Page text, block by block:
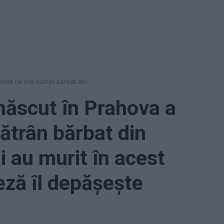
cel mai bătrân bărbat din...
în Prahova a
bărbat din
au murit în acest
îl depășește